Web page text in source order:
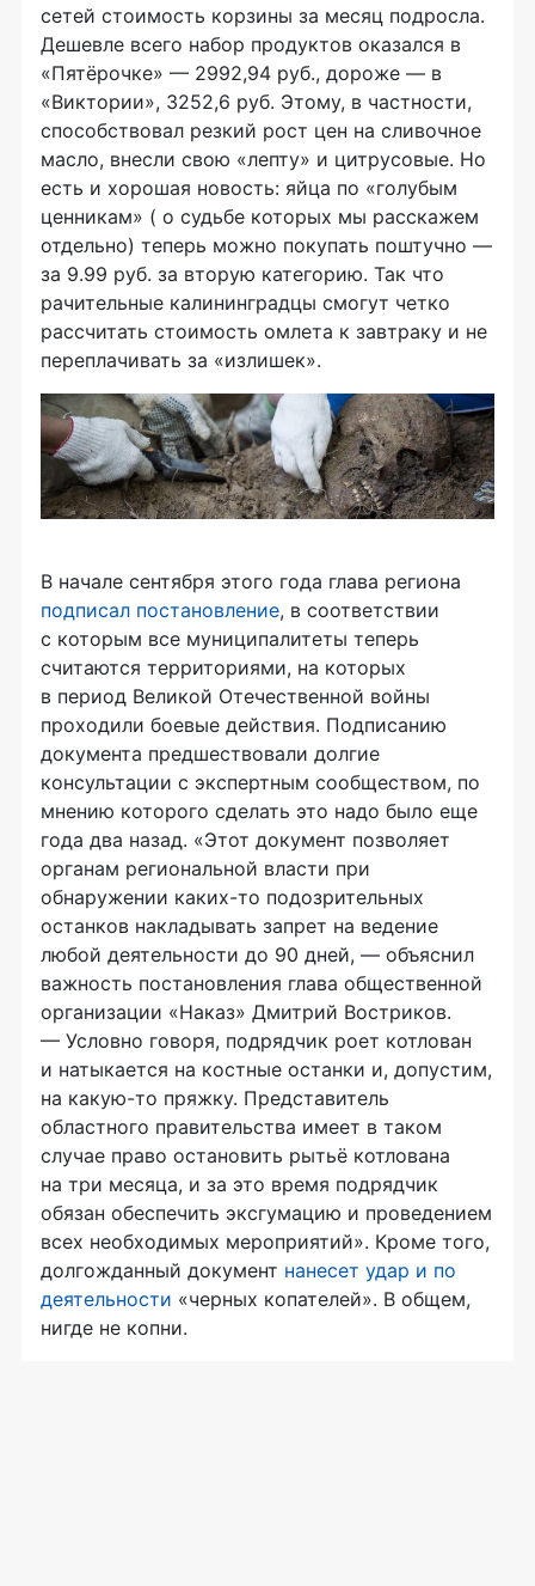
сетей стоимость корзины за месяц подросла.
Дешевле всего набор продуктов оказался в
«Пятёрочке» — 2992,94 руб., дороже — в
«Виктории», 3252,6 руб. Этому, в частности,
способствовал резкий рост цен на сливочное
масло, внесли свою «лепту» и цитрусовые. Но
есть и хорошая новость: яйца по «голубым
ценникам» ( о судьбе которых мы расскажем
отдельно) теперь можно покупать поштучно —
за 9.99 руб. за вторую категорию. Так что
рачительные калининградцы смогут четко
рассчитать стоимость омлета к завтраку и не
переплачивать за «излишек».
В начале сентября этого года глава региона
подписал постановление, в соответствии
с которым все муниципалитеты теперь
считаются территориями, на которых
в период Великой Отечественной войны
проходили боевые действия. Подписанию
документа предшествовали долгие
консультации с экспертным сообществом, по
мнению которого сделать это надо было еще
года два назад. «Этот документ позволяет
органам региональной власти при
обнаружении каких-то подозрительных
останков накладывать запрет на ведение
любой деятельности до 90 дней, — объяснил
важность постановления глава общественной
организации «Наказ» Дмитрий Востриков.
— Условно говоря, подрядчик роет котлован
и натыкается на костные останки и, допустим,
на какую-то пряжку. Представитель
областного правительства имеет в таком
случае право остановить рытьё котлована
на три месяца, и за это время подрядчик
обязан обеспечить эксгумацию и проведением
всех необходимых мероприятий». Кроме того,
долгожданный документ нанесет удар и по
деятельности «черных копателей». В общем,
нигде не копни.